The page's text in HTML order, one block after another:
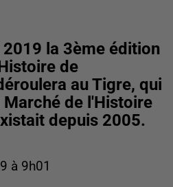
la 3ème édition
de
au Tigre, qui
de l'Histoire
depuis 2005.
à 9h01